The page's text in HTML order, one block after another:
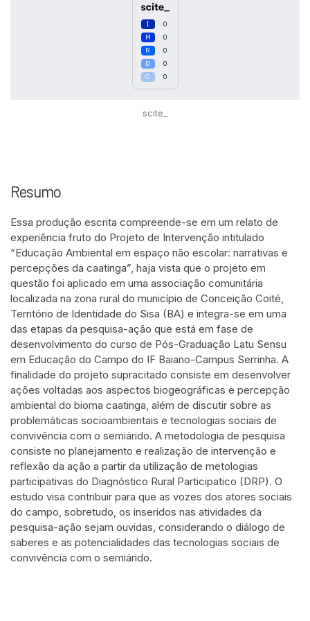
0
0
0
0
0
scite_
Resumo
Essa produção escrita compreende-se em um relato de
experiência fruto do Projeto de Intervenção intitulado
“Educação Ambiental em espaço não escolar: narrativas e
percepções da caatinga”, haja vista que o projeto em
questão foi aplicado em uma associação comunitária
localizada na zona rural do município de Conceição Coité,
Território de Identidade do Sisa (BA) e integra-se em uma
das etapas da pesquisa-ação que está em fase de
desenvolvimento do curso de Pós-Graduação Latu Sensu
em Educação do Campo do IF Baiano-Campus Serrinha. A
finalidade do projeto supracitado consiste em desenvolver
ações voltadas aos aspectos biogeográficas e percepção
ambiental do bioma caatinga, além de discutir sobre as
problemáticas socioambientais e tecnologias sociais de
convivência com o semiárido. A metodologia de pesquisa
consiste no planejamento e realização de intervenção e
reflexão da ação a partir da utilização de metologias
participativas do Diagnóstico Rural Participatico (DRP). O
estudo visa contribuir para que as vozes dos atores sociais
do campo, sobretudo, os inseridos nas atividades da
pesquisa-ação sejam ouvidas, considerando o diálogo de
saberes e as potencialidades das tecnologias sociais de
convivência com o semiárido.